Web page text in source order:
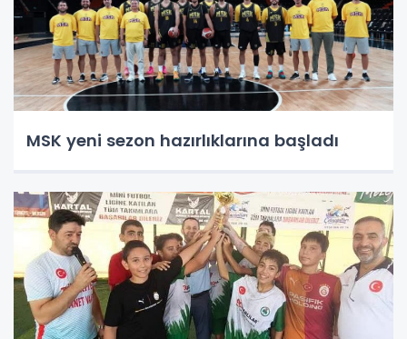
MSK yeni sezon hazırlıklarına başladı